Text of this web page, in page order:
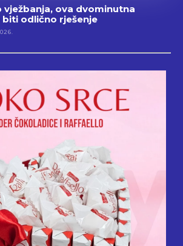
vježbanja, ova dvominutna
odlično rješenje